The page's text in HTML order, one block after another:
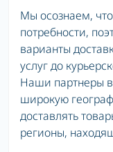
Мы осознаем,
потребности,
варианты
услуг до
Наши партнеры
широкую
доставлять
регионы,